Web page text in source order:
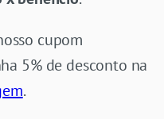
cupom
5% de desconto na
.